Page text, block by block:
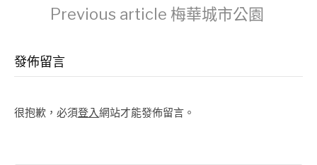
Continue
Reading
Previous article 梅華城市公園
發佈留言
很抱歉，必須登入網站才能發佈留言。